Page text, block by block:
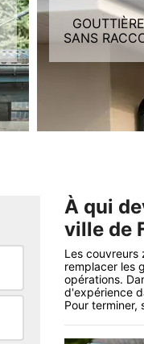
SANS
À qui
ville de
Les couvreurs
remplacer les
opérations.
d'expérience
Pour